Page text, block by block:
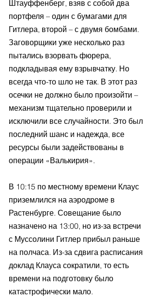
Штауффенберг, взяв с собой два
портфеля – один с бумагами для
Гитлера, второй – с двумя бомбами.
Заговорщики уже несколько раз
пытались взорвать фюрера,
подкладывая ему взрывчатку. Но
всегда что-то шло не так. В этот раз
осечки не должно было произойти –
механизм тщательно проверили и
исключили все случайности. Это был
последний шанс и надежда, все
ресурсы были задействованы в
операции «Валькирия».
В 10:15 по местному времени Клаус
приземлился на аэродроме в
Растенбурге. Совещание было
назначено на 13:00, но из-за встречи
с Муссолини Гитлер прибыл раньше
на полчаса. Из-за сдвига расписания
доклад Клауса сократили, то есть
времени на подготовку было
катастрофически мало.